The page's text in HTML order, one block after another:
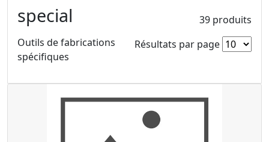
39 produits
Résultats par page
special
Outils de fabrications
spécifiques